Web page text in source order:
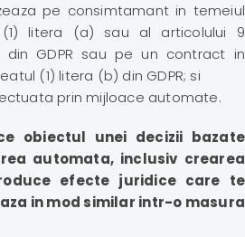
pe consimtamant in temeiul
litera (a) sau al articolului 9
GDPR sau pe un contract in
(1) litera (b) din GDPR; si
prin mijloace automate.
obiectul unei decizii bazate
automata, inclusiv crearea
efecte juridice care te
in mod similar intr-o masura